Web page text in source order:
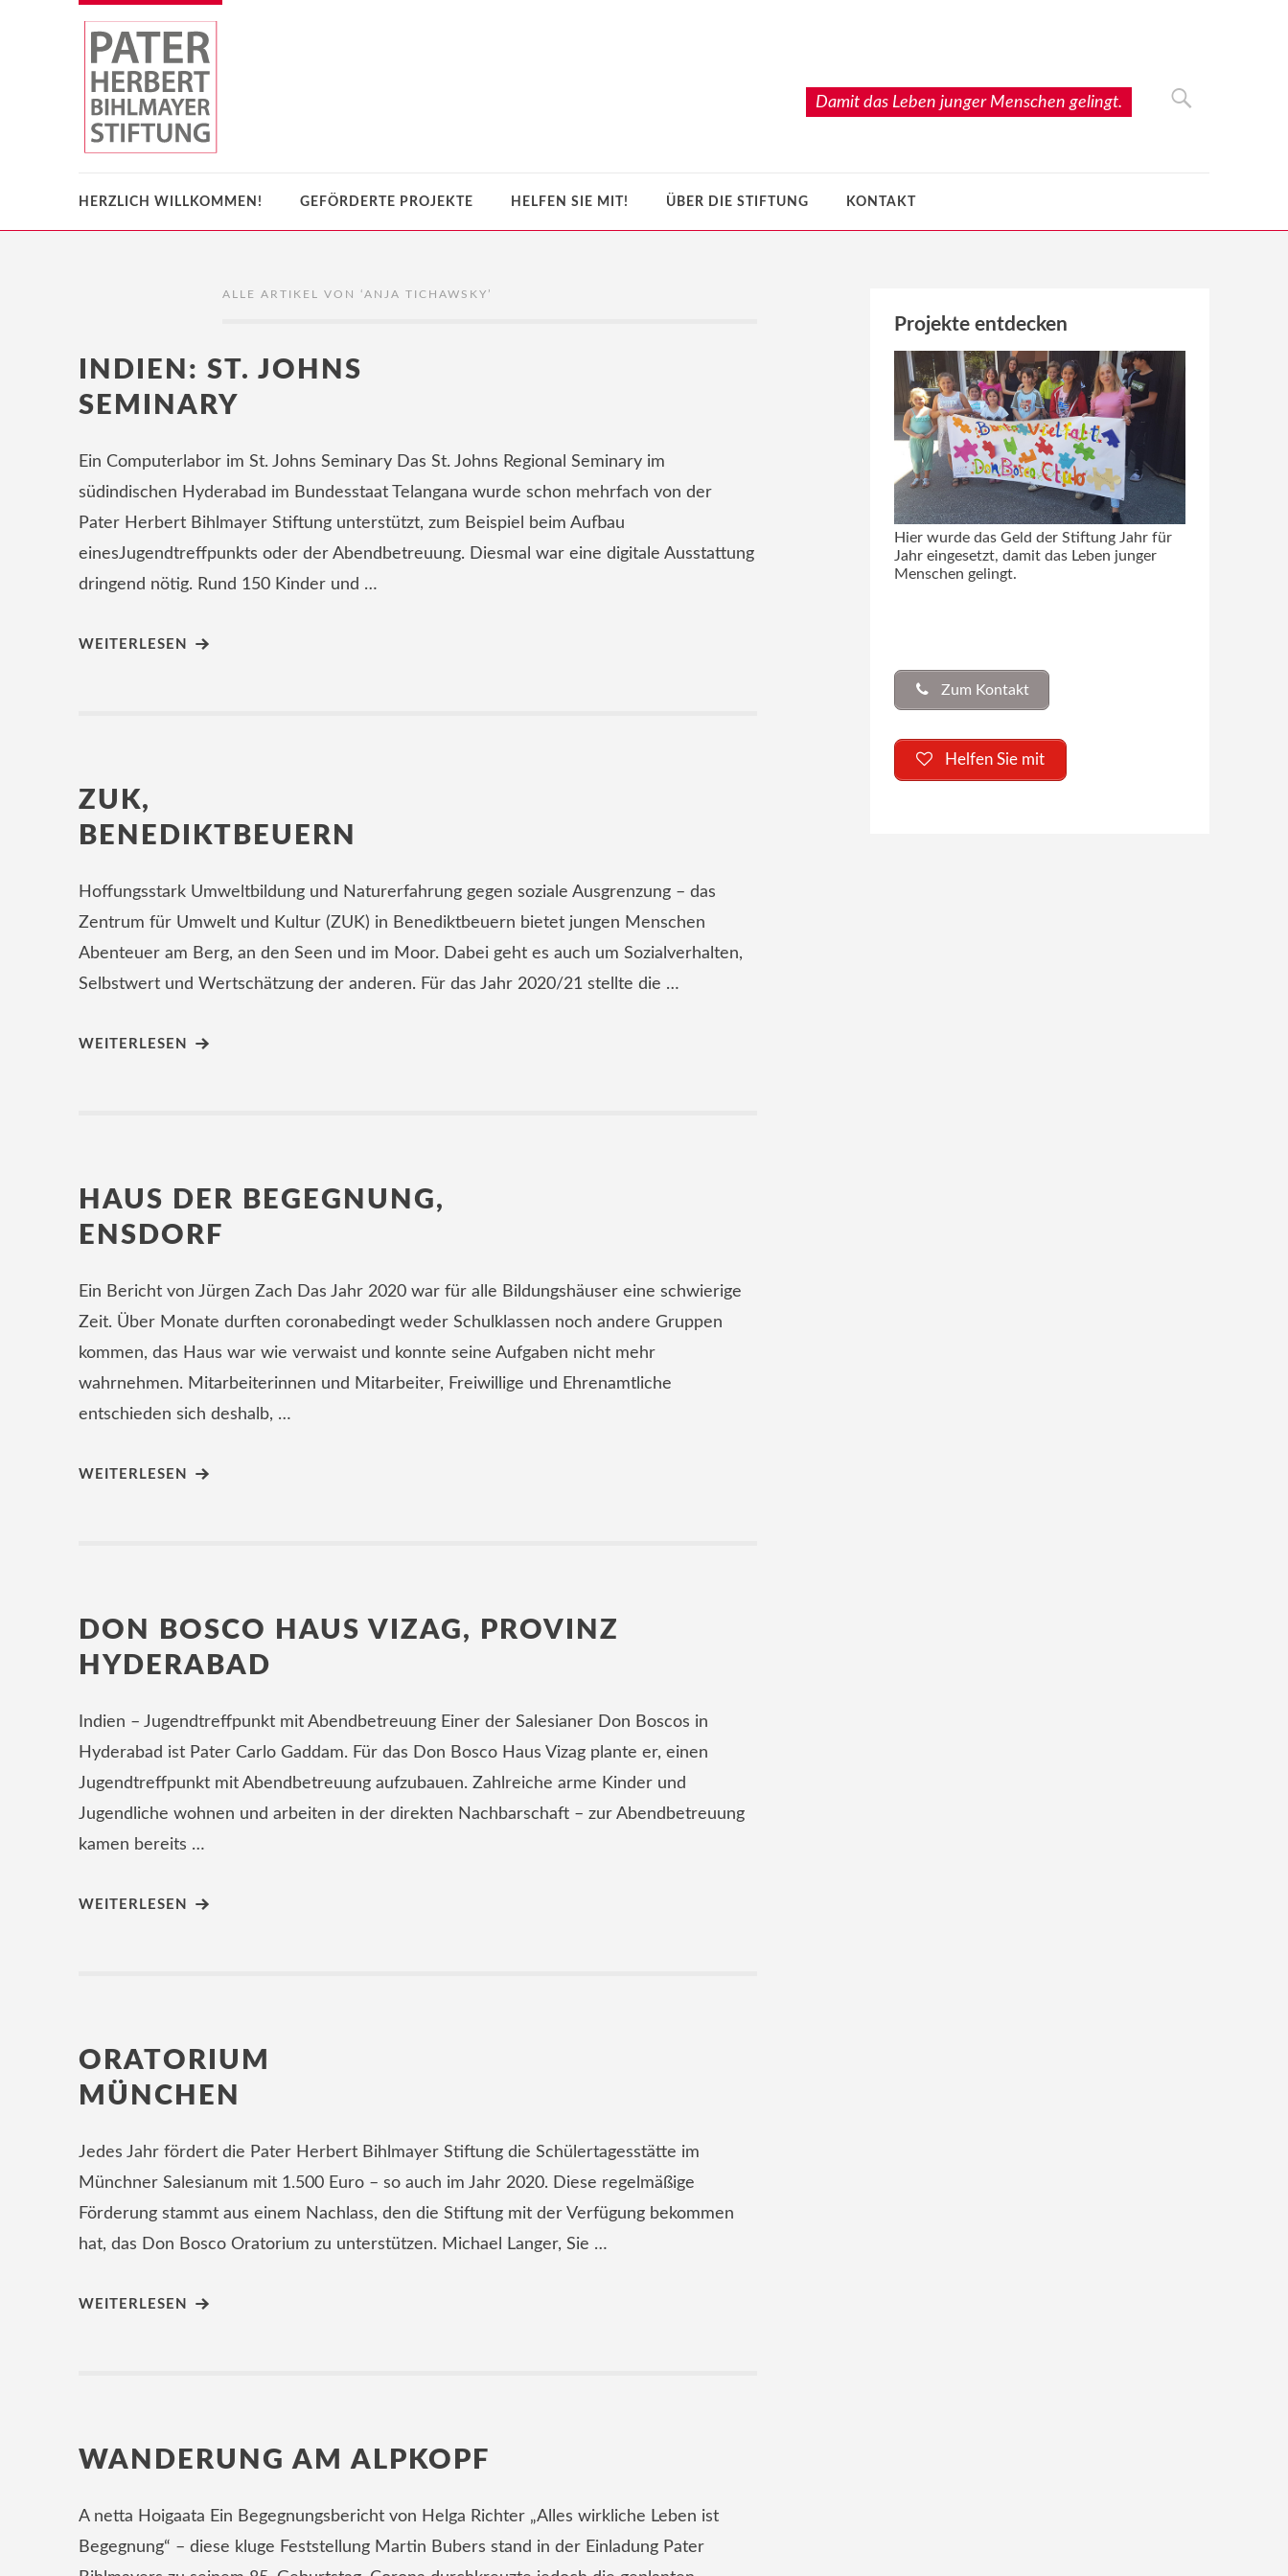
Damit das Leben junger Menschen gelingt.
HERZLICH WILLKOMMEN! GEFÖRDERTE PROJEKTE HELFEN SIE MIT! ÜBER DIE STIFTUNG KONTAKT
ALLE ARTIKEL VON ‘ANJA TICHAWSKY ’
INDIEN: ST. JOHNS
SEMINARY
Ein Computerlabor im St. Johns Seminary Das St. Johns Regional Seminary im
südindischen Hyderabad im Bundesstaat Telangana wurde schon mehrfach von der
Pater Herbert Bihlmayer Stiftung unterstützt, zum Beispiel beim Aufbau
einesJugendtreffpunkts oder der Abendbetreuung. Diesmal war eine digitale Ausstattung
dringend nötig. Rund 150 Kinder und …
WEITERLESEN
ZUK,
BENEDIKTBEUERN
Hoffungsstark Umweltbildung und Naturerfahrung gegen soziale Ausgrenzung – das
Zentrum für Umwelt und Kultur (ZUK) in Benediktbeuern bietet jungen Menschen
Abenteuer am Berg, an den Seen und im Moor. Dabei geht es auch um Sozialverhalten,
Selbstwert und Wertschätzung der anderen. Für das Jahr 2020/21 stellte die …
WEITERLESEN
HAUS DER BEGEGNUNG,
ENSDORF
Ein Bericht von Jürgen Zach Das Jahr 2020 war für alle Bildungshäuser eine schwierige
Zeit. Über Monate durften coronabedingt weder Schulklassen noch andere Gruppen
kommen, das Haus war wie verwaist und konnte seine Aufgaben nicht mehr
wahrnehmen. Mitarbeiterinnen und Mitarbeiter, Freiwillige und Ehrenamtliche
entschieden sich deshalb, …
WEITERLESEN
DON BOSCO HAUS VIZAG, PROVINZ
HYDERABAD
Indien – Jugendtreffpunkt mit Abendbetreuung Einer der Salesianer Don Boscos in
Hyderabad ist Pater Carlo Gaddam. Für das Don Bosco Haus Vizag plante er, einen
Jugendtreffpunkt mit Abendbetreuung aufzubauen. Zahlreiche arme Kinder und
Jugendliche wohnen und arbeiten in der direkten Nachbarschaft – zur Abendbetreuung
kamen bereits …
WEITERLESEN
ORATORIUM
MÜNCHEN
Jedes Jahr fördert die Pater Herbert Bihlmayer Stiftung die Schülertagesstätte im
Münchner Salesianum mit 1.500 Euro – so auch im Jahr 2020. Diese regelmäßige
Förderung stammt aus einem Nachlass, den die Stiftung mit der Verfügung bekommen
hat, das Don Bosco Oratorium zu unterstützen. Michael Langer, Sie …
WEITERLESEN
WANDERUNG AM ALPKOPF
A netta Hoigaata Ein Begegnungsbericht von Helga Richter „Alles wirkliche Leben ist
Begegnung“ – diese kluge Feststellung Martin Bubers stand in der Einladung Pater
Projekte entdecken
Hier wurde das Geld der Stiftung Jahr für
Jahr eingesetzt, damit das Leben junger
Menschen gelingt.
Zum Kontakt
Helfen Sie mit